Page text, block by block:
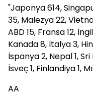
"Japonya 614,
35, Malezya 22,
ABD 15, Fransa 12,
Kanada 8, İtalya 3,
İspanya 2, Nepal 1,
İsveç 1, Finlandiya 1,
AA